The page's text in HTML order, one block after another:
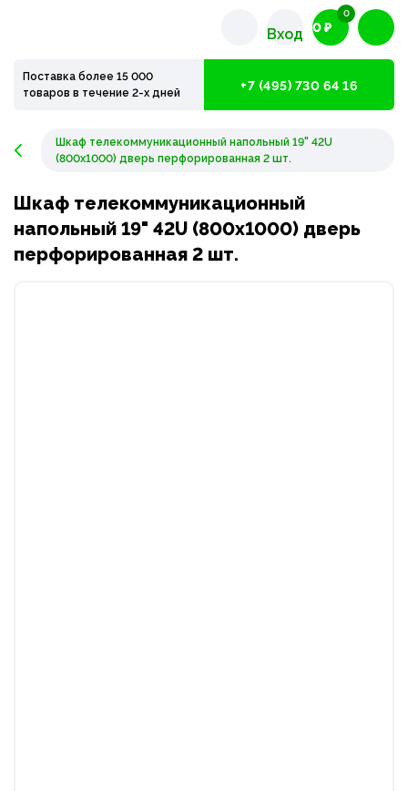
Вход 0 ₽
0
Поставка более 15 000
товаров в течение 2-х дней
+7 (495) 730 64 16
Шкаф телекоммуникационный напольный 19" 42U
(800х1000) дверь перфорированная 2 шт.
Шкаф телекоммуникационный
напольный 19" 42U (800х1000) дверь
перфорированная 2 шт.